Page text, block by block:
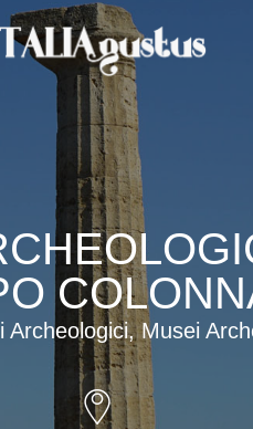
Archeologici, Musei